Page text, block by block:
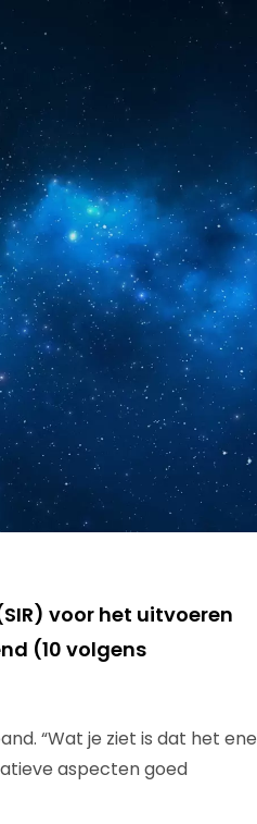
voor het uitvoeren
(10 volgens
“Wat je ziet is dat het ene
aspecten goed